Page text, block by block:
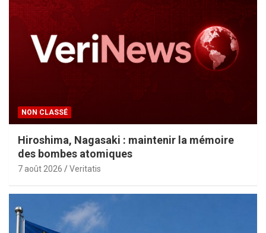
NON CLASSÉ
Hiroshima, Nagasaki : maintenir la mémoire
des bombes atomiques
7 août 2026 Veritatis